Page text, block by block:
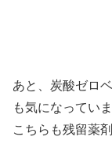
あと、炭酸ゼロ
も気になっていま
こちらも残留薬